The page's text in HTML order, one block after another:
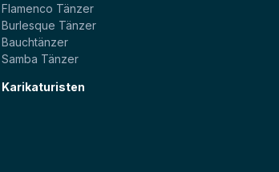
Flamenco Tänzer
Burlesque Tänzer
Bauchtänzer
Samba Tänzer
Karikaturisten